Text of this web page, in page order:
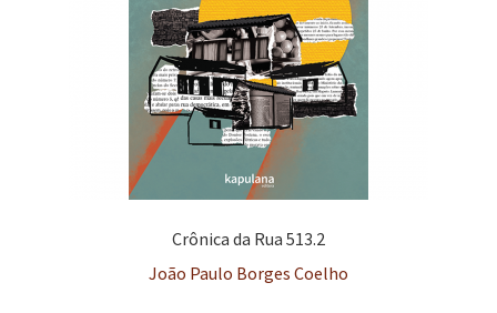
Crônica da Rua 513.2
João Paulo Borges Coelho